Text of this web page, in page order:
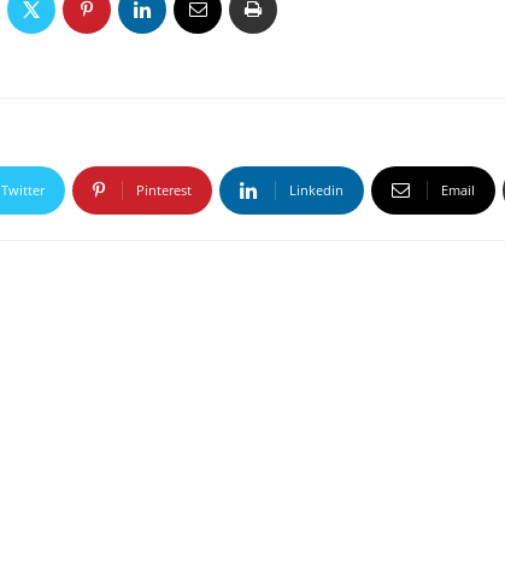
Twitter Pinterest Linkedin Email